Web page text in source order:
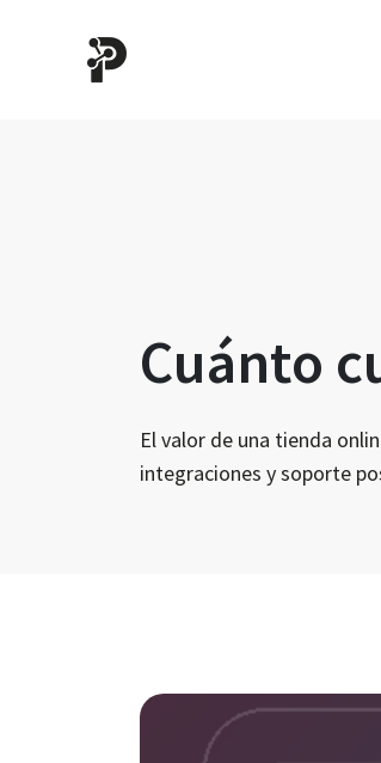
Cuánto
El valor de una tienda
integraciones y soporte